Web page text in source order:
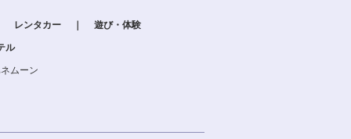
レンタカー ｜ 遊び・体験
ル
ムーン